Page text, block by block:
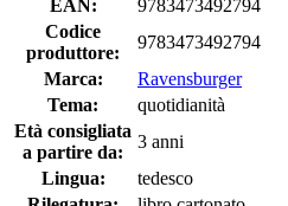
EAN:
9783473492794
Codice
produttore:
9783473492794
Marca:
Ravensburger
Tema:
quotidianità
Età consigliata
a partire da:
3 anni
Lingua:
tedesco